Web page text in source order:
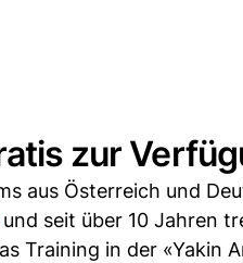
zur
aus Österreich und
und seit über 10 Jahren
Training in der «Yakin